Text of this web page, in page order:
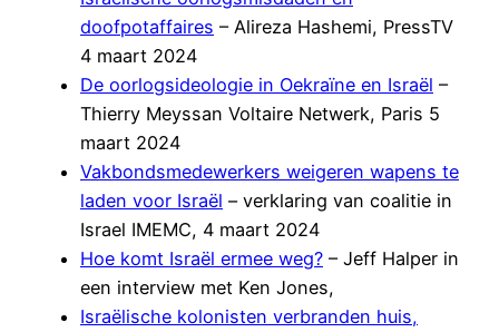
doofpotaffaires – Alireza Hashemi, PressTV
4 maart 2024
De oorlogsideologie in Oekraïne en Israël –
Thierry Meyssan Voltaire Netwerk, Paris 5
maart 2024
Vakbondsmedewerkers weigeren wapens te
laden voor Israël – verklaring van coalitie in
Israel IMEMC, 4 maart 2024
Hoe komt Israël ermee weg? – Jeff Halper in
een interview met Ken Jones,
Israëlische kolonisten verbranden huis,